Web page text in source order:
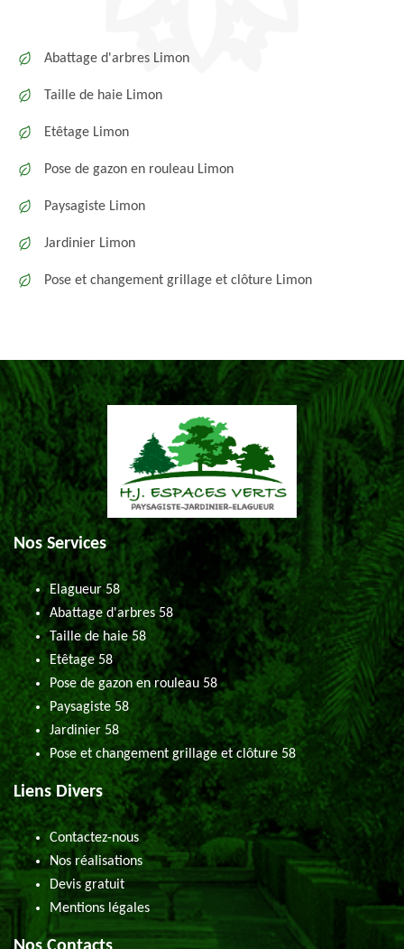
Abattage d'arbres Limon
Taille de haie Limon
Etêtage Limon
Pose de gazon en rouleau Limon
Paysagiste Limon
Jardinier Limon
Pose et changement grillage et clôture Limon
Nos Services
Elagueur 58
Abattage d'arbres 58
Taille de haie 58
Etêtage 58
Pose de gazon en rouleau 58
Paysagiste 58
Jardinier 58
Pose et changement grillage et clôture 58
Liens Divers
Contactez-nous
Nos réalisations
Devis gratuit
Mentions légales